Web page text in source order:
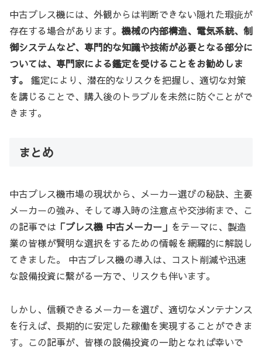
中古プレス機には、外観からは判断できない隠れた瑕疵が
存在する場合があります。 機械の内部構造、電気系統、制
御システムなど、専門的な知識や技術が必要となる部分に
ついては、専門家による鑑定を受けることをお勧めしま
す。
鑑定により、潜在的なリスクを把握し、適切な対策
を講じることで、購入後のトラブルを未然に防ぐことがで
きます。
まとめ
中古プレス機市場の現状から、メーカー選びの秘訣、主要
メーカーの強み、そして導入時の注意点や交渉術まで、こ
の記事では 「プレス機 中古メーカー」 をテーマに、製造
業の皆様が賢明な選択をするための情報を網羅的に解説し
てきました。 中古プレス機の導入は、コスト削減や迅速
な設備投資に繋がる一方で、リスクも伴います。
しかし、信頼できるメーカーを選び、適切なメンテナンス
を行えば、長期的に安定した稼働を実現することができま
す。この記事が、皆様の設備投資の一助となれば幸いで